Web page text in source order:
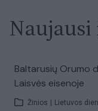
Baltarusių Orumo
Laisvės eisenoje
Žinios Lietuvos